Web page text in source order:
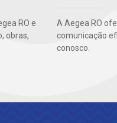
RO e
obras,
A Aegea RO
comunicação
conosco.